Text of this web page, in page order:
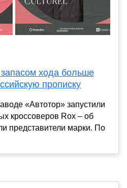
запасом хода больше
прописку
«Автотор» запустили
кроссоверов Rox – об
представители марки. По